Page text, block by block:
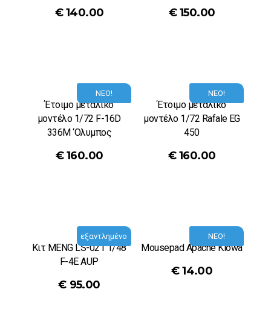
€ 140.00 € 150.00
ΝΕΟ!
Έτοιμο μεταλικό
μοντέλο 1/72 F-16D
336M ‘Ολυμπος
€ 160.00
ΝΕΟ!
Έτοιμο μεταλικό
μοντέλο 1/72 Rafale EG
450
€ 160.00
εξαντλημένο
Κιτ MENG LS-021 1/48
F-4E AUP
€ 95.00
ΝΕΟ!
Mousepad Apache Kiowa
€ 14.00